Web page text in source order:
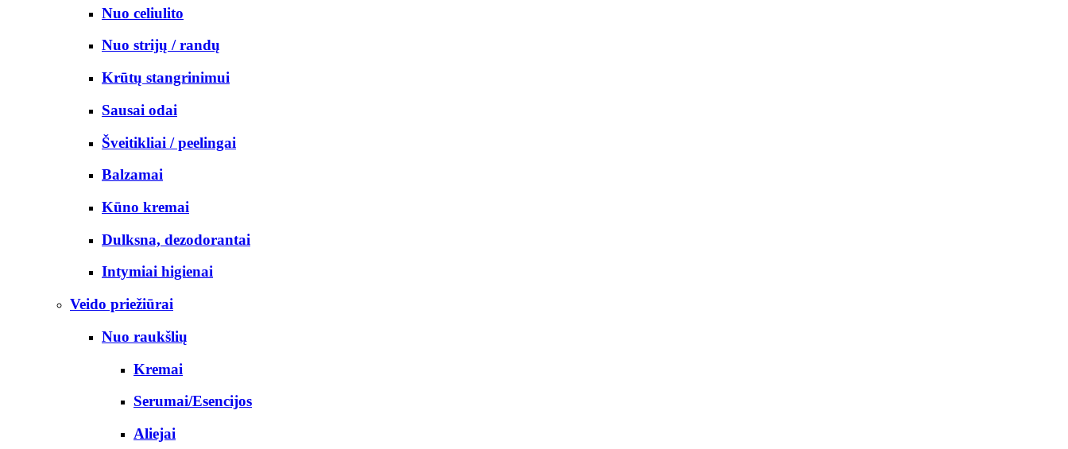
Nuo celiulito
Nuo strijų / randų
Krūtų stangrinimui
Sausai odai
Šveitikliai / peelingai
Balzamai
Kūno kremai
Dulksna, dezodorantai
Intymiai higienai
Veido priežiūrai
Nuo raukšlių
Kremai
Serumai/Esencijos
Aliejai